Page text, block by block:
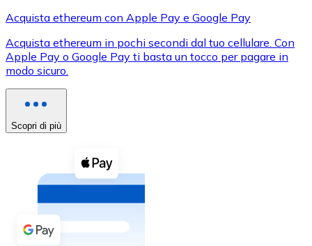
XRP
XRP
Vedi tutto
Buoni cripto
Acquista criptovalute in contanti e altri mezzi di
Acquista con contanti
Bonifico SEPA
Acquista ethereum con Apple Pay e Google Pay
Acquista ethereum in pochi secondi dal tuo cellulare. Con
Apple Pay o Google Pay ti basta un tocco per pagare in
modo sicuro.
Scopri di più